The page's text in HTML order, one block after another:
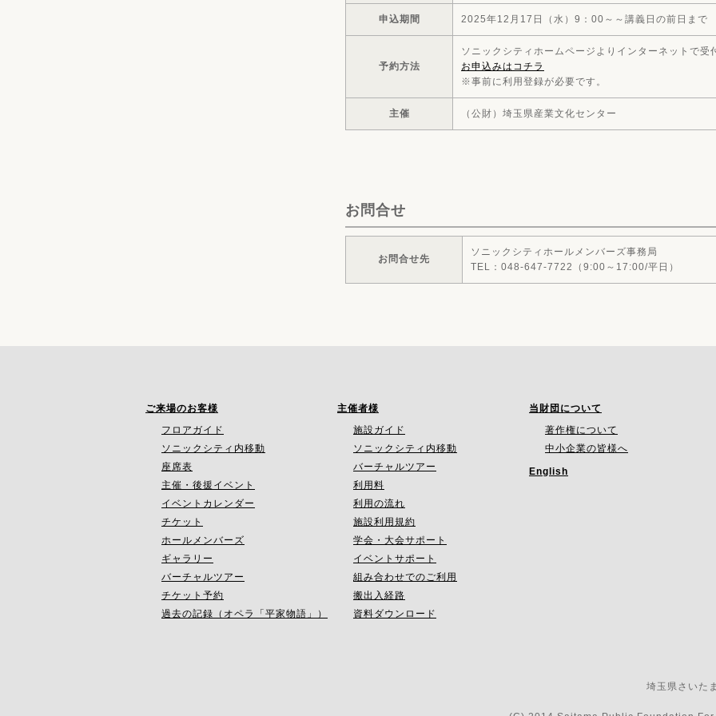
申込期間 2025年12月17日（水）9：00～～講義日の前日まで
予約方法
ソニックシティホームページよりインターネットで受
お申込みはコチラ
※事前に利用登録が必要です。
主催 （公財）埼玉県産業文化センター
お問合せ
お問合せ先
ソニックシティホールメンバーズ事務局
TEL：048-647-7722（9:00～17:00/平日）
ご来場のお客様
フロアガイド
ソニックシティ内移動
座席表
主催・後援イベント
イベントカレンダー
チケット
ホールメンバーズ
ギャラリー
バーチャルツアー
チケット予約
過去の記録（オペラ「平家物語」）
主催者様
施設ガイド
ソニックシティ内移動
バーチャルツアー
利用料
利用の流れ
施設利用規約
学会・大会サポート
イベントサポート
組み合わせでのご利用
搬出入経路
資料ダウンロード
当財団について
著作権について
中小企業の皆様へ
English
埼玉県さいた